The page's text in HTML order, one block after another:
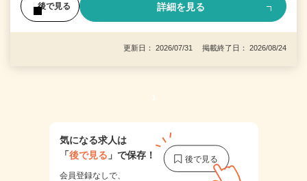
後で見る 詳細を見る
更新日： 2026/07/31 掲載終了日： 2026/08/24
1
気になる求人は
「後で見る 」で保存！
会員登録なしで、